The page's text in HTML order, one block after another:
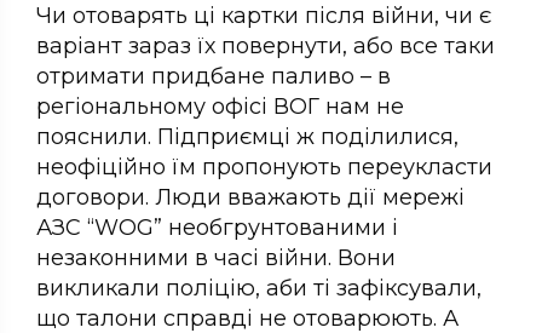
Чи отоварять ці картки після війни, чи є
варіант зараз їх повернути, або все таки
отримати придбане паливо – в
регіональному офісі ВОГ нам не
пояснили. Підприємці ж поділилися,
неофіційно їм пропонують переукласти
договори. Люди вважають дії мережі
АЗС “WOG” необгрунтованими і
незаконними в часі війни. Вони
викликали поліцію, аби ті зафіксували,
що талони справді не отоварюють. А